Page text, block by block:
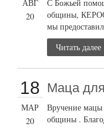
АВГ
20
С Божьей
общины,
мы
Читать далее
18
МАР
20
Маца
Вручение
общины .